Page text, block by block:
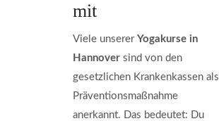
mit
Viele unserer Yogakurse in
Hannover sind von den
gesetzlichen Krankenkassen als
Präventionsmaßnahme
anerkannt. Das bedeutet: Du